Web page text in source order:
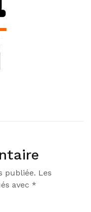
publiée. Les
avec *